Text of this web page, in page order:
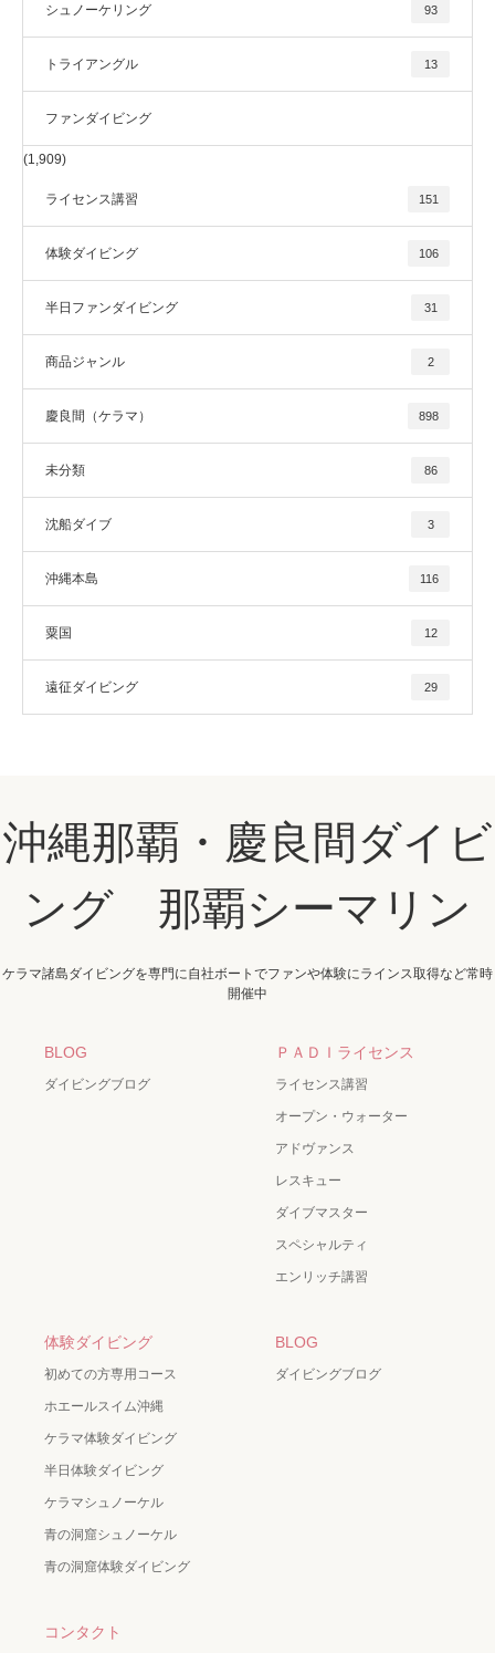
シュノーケリング 93
トライアングル 13
ファンダイビング
(1,909)
ライセンス講習 151
体験ダイビング 106
半日ファンダイビング 31
商品ジャンル 2
慶良間（ケラマ） 898
未分類 86
沈船ダイブ 3
沖縄本島 116
粟国 12
遠征ダイビング 29
沖縄那覇・慶良間ダイビ
ング 那覇シーマリン
ケラマ諸島ダイビングを専門に自社ボートでファンや体験にラインス取得など常時
開催中
BLOG
ダイビングブログ
ＰＡＤＩライセンス
ライセンス講習
オープン・ウォーター
アドヴァンス
レスキュー
ダイブマスター
スペシャルティ
エンリッチ講習
体験ダイビング
初めての方専用コース
ホエールスイム沖縄
ケラマ体験ダイビング
半日体験ダイビング
ケラマシュノーケル
青の洞窟シュノーケル
青の洞窟体験ダイビング
BLOG
ダイビングブログ
コンタクト